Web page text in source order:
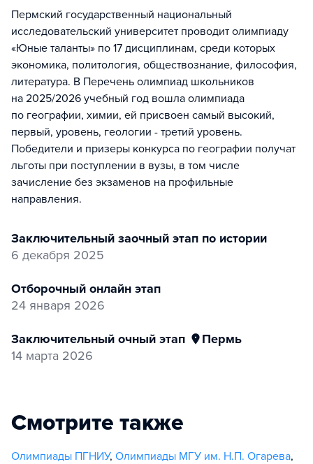
Пермский государственный национальный
исследовательский университет проводит олимпиаду
«Юные таланты» по 17 дисциплинам, среди которых
экономика, политология, обществознание, философия,
литература. В Перечень олимпиад школьников
на 2025/2026 учебный год вошла олимпиада
по географии, химии, ей присвоен самый высокий,
первый, уровень, геологии - третий уровень.
Победители и призеры конкурса по географии получат
льготы при поступлении в вузы, в том числе
зачисление без экзаменов на профильные
направления.
заключительный заочный этап по истории
6 декабря 2025
отборочный онлайн этап
24 января 2026
заключительный очный этап
Пермь
14 марта 2026
Смотрите также
Олимпиады ПГНИУ, Олимпиады МГУ им. Н.П. Огарева,